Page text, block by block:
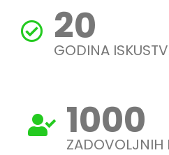
20
GODINA
1000
ZADOVOLJNIH